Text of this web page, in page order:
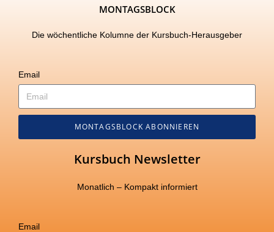
MONTAGSBLOCK
Die wöchentliche Kolumne der Kursbuch-Herausgeber
Email
MONTAGSBLOCK ABONNIEREN
Kursbuch Newsletter
Monatlich – Kompakt informiert
Email